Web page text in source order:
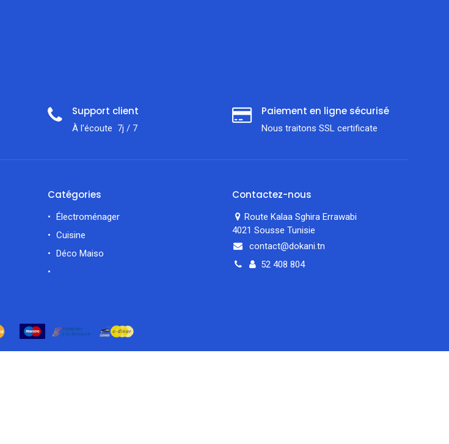
Support client
À l'écoute 7j / 7
Paiement en ligne sécurisé
Nous traitons SSL сertificate
Catégories
Électroménager
Cuisine
Déco Maiso
Contactez-nous
Route Kalaa Sghira Errawabi
4021 Sousse Tunisie
contact@dokani.tn
52 408 804